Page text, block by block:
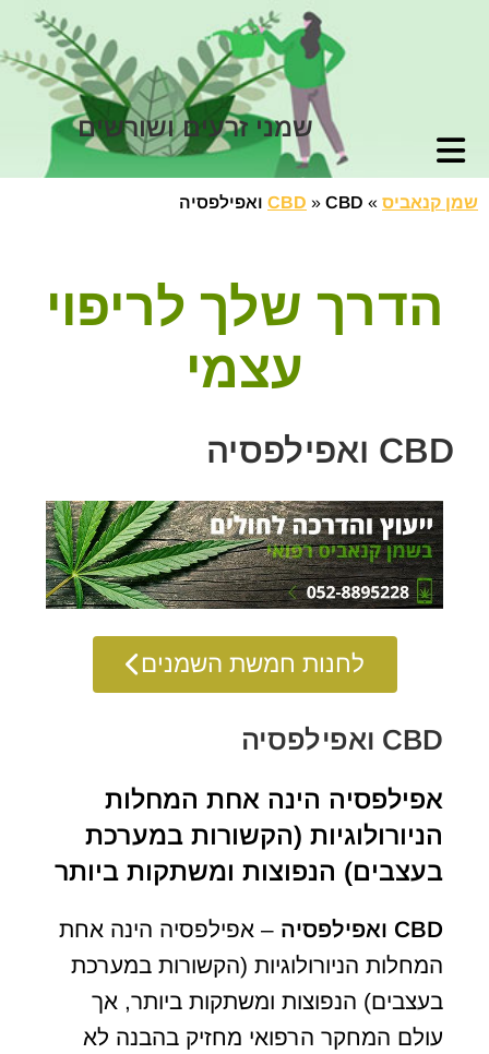
שמני זרעים ושורשים
שמן קנאביס »
CBD » CBD ואפילפסיה
הדרך שלך לריפוי
עצמי
CBD ואפילפסיה
לחנות חמשת השמנים
CBD ואפילפסיה
אפילפסיה הינה אחת המחלות
הניורולוגיות (הקשורות במערכת
בעצבים) הנפוצות ומשתקות ביותר
CBD ואפילפסיה – אפילפסיה הינה אחת
המחלות הניורולוגיות (הקשורות במערכת
בעצבים) הנפוצות ומשתקות ביותר, אך
עולם המחקר הרפואי מחזיק בהבנה לא